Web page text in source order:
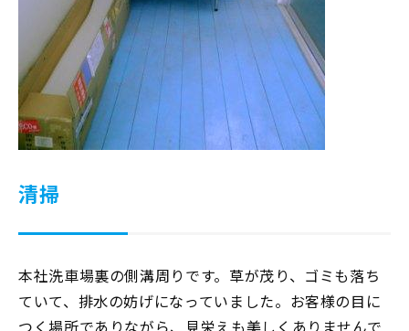
清掃
本社洗車場裏の側溝周りです。草が茂り、ゴミも落ち
ていて、排水の妨げになっていました。お客様の目に
つく場所でありながら、見栄えも美しくありませんで